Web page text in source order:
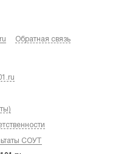
Обратная связь
СОУТ